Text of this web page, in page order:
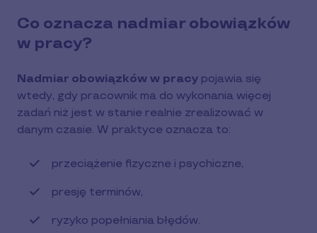
Co oznacza nadmiar obowiązków
w pracy?
Nadmiar obowiązków w pracy pojawia się
wtedy, gdy pracownik ma do wykonania więcej
zadań niż jest w stanie realnie zrealizować w
danym czasie. W praktyce oznacza to:
przeciążenie fizyczne i psychiczne,
presję terminów,
ryzyko popełniania błędów.